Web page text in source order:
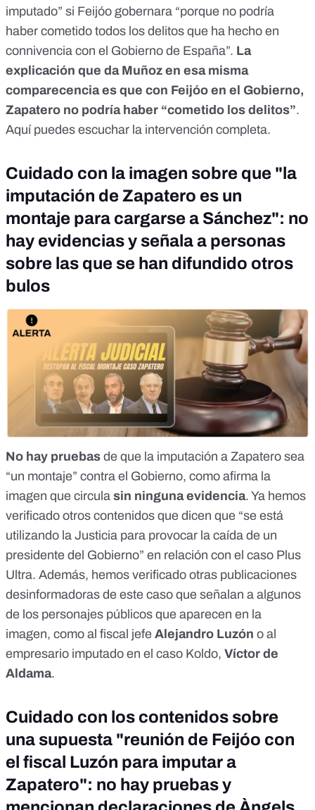
imputado” si Feijóo gobernara “porque no podría
haber cometido todos los delitos que ha hecho en
connivencia con el Gobierno de España”. La
explicación que da Muñoz en esa misma
comparecencia es que con Feijóo en el Gobierno,
Zapatero no podría haber “cometido los delitos”.
Aquí puedes escuchar la intervención completa.
Cuidado con la imagen sobre que "la
imputación de Zapatero es un
montaje para cargarse a Sánchez": no
hay evidencias y señala a personas
sobre las que se han difundido otros
bulos
No hay pruebas de que la imputación a Zapatero sea
“un montaje” contra el Gobierno, como afirma la
imagen que circula sin ninguna evidencia. Ya hemos
verificado otros contenidos que dicen que “se está
utilizando la Justicia para provocar la caída de un
presidente del Gobierno” en relación con el caso Plus
Ultra. Además, hemos verificado otras publicaciones
desinformadoras de este caso que señalan a algunos
de los personajes públicos que aparecen en la
imagen, como al fiscal jefe Alejandro Luzón o al
empresario imputado en el caso Koldo, Víctor de
Aldama.
Cuidado con los contenidos sobre
una supuesta "reunión de Feijóo con
el fiscal Luzón para imputar a
Zapatero": no hay pruebas y